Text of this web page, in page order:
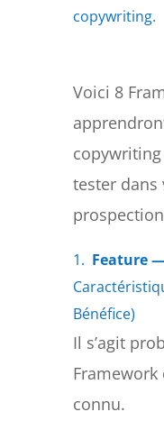
copywriting.
Voici 8
tester dans
1. Feature
Bénéfice)
Il s’agit
connu.